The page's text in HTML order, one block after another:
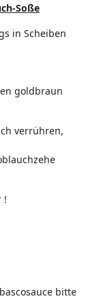
Soße
in Scheiben
goldbraun
verrühren,
!
bitte